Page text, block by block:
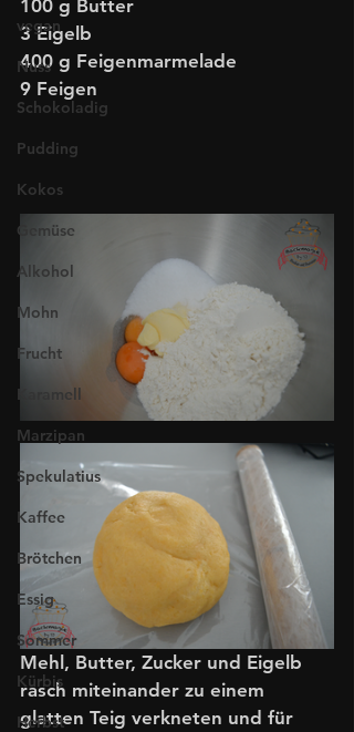
vegan
Nuss
Schokoladig
Pudding
Kokos
Gemüse
Alkohol
Mohn
Frucht
Karamell
Marzipan
Spekulatius
Kaffee
Brötchen
Essig
Sommer
Kürbis
Herbst
100 g Butter
3 Eigelb
400 g Feigenmarmelade
9 Feigen
Mehl, Butter, Zucker und Eigelb
rasch miteinander zu einem
glatten Teig verkneten und für